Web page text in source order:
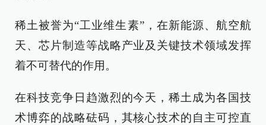
稀土被誉为“工业维生素”，在新能源、航空航
天、芯片制造等战略产业及关键技术领域发挥
着不可替代的作用。
在科技竞争日趋激烈的今天，稀土成为各国技
术博弈的战略砝码，其核心技术的自主可控直